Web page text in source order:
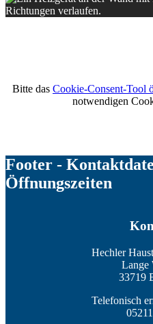
Bitte das Cookie-Consent-Tool
notwendigen
Footer -
Öffnungszeiten
Hechler
Lange
33719
Telefonisch